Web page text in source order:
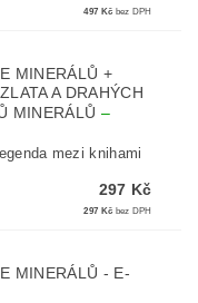
497 Kč bez DPH
MINERÁLŮ +
A DRAHÝCH
MINERÁLŮ –
mezi knihami
297 Kč
297 Kč bez DPH
MINERÁLŮ - E-